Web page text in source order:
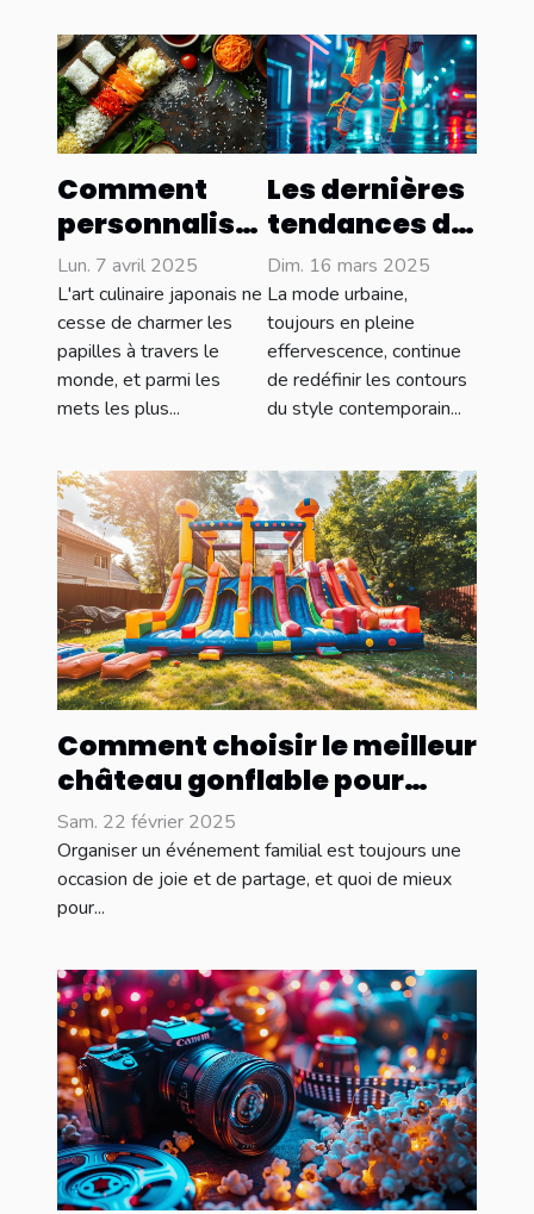
Comment
personnaliser
vos onigiris
avec des
ingrédients
locaux
Lun. 7 avril 2025
L'art culinaire japonais ne
cesse de charmer les
papilles à travers le
monde, et parmi les
mets les plus...
Les dernières
tendances de
la mode
urbaine en
2023
Dim. 16 mars 2025
La mode urbaine,
toujours en pleine
effervescence, continue
de redéfinir les contours
du style contemporain...
Comment choisir le meilleur
château gonflable pour
votre événement familial
Sam. 22 février 2025
Organiser un événement familial est toujours une
occasion de joie et de partage, et quoi de mieux
pour...